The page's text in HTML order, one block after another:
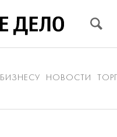
БИЗНЕСУ НОВОСТИ